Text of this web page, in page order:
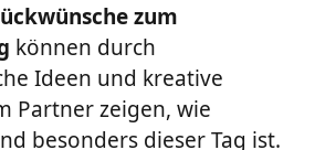
zum
können durch
Ideen und kreative
Partner zeigen, wie
besonders dieser Tag ist.